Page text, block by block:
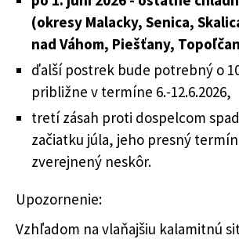
(okresy Malacky, Senica,
nad Váhom, Piešťany,
ďalší postrek bude potrebný o
približne v termíne 6.-12.6.2026,
tretí zásah proti dospelcom
začiatku júla, jeho presný
zverejnený neskôr.
Upozornenie:
Vzhľadom na vlaňajšiu kalamitnú